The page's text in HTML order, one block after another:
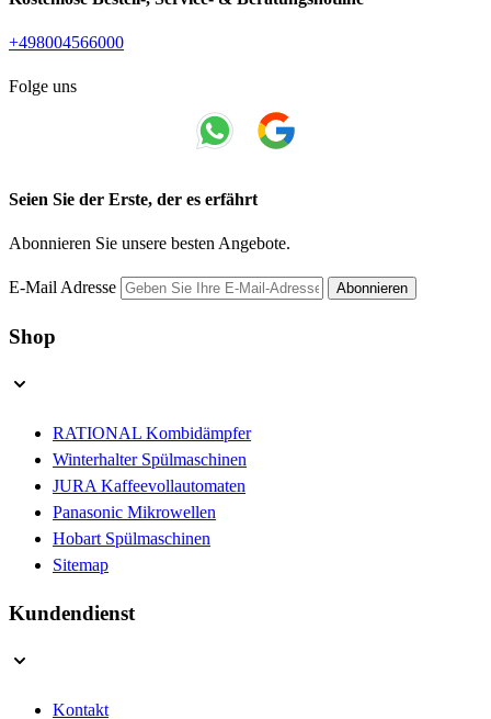
+498004566000
Folge uns
Seien Sie der Erste, der es erfährt
Abonnieren Sie unsere besten Angebote.
E-Mail Adresse Abonnieren
Shop
RATIONAL Kombidämpfer
Winterhalter Spülmaschinen
JURA Kaffeevollautomaten
Panasonic Mikrowellen
Hobart Spülmaschinen
Sitemap
Kundendienst
Kontakt